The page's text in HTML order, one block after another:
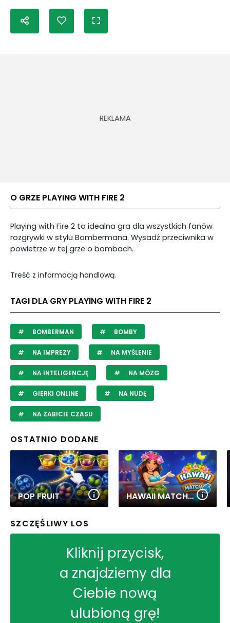
O GRZE PLAYING WITH FIRE 2
Playing with Fire 2 to idealna gra dla wszystkich fanów
rozgrywki w stylu Bombermana. Wysadź przeciwnika w
powietrze w tej grze o bombach.
Treść z informacją handlową.
TAGI DLA GRY PLAYING WITH FIRE 2
BOMBERMAN BOMBY
NA IMPREZY NA MYŚLENIE
NA INTELIGENCJĘ NA MÓZG
GIERKI ONLINE NA NUDĘ
NA ZABICIE CZASU
OSTATNIO DODANE
POP FRUIT HAWAII MATCH 6
SZCZĘŚLIWY LOS
Kliknij przycisk,
a znajdziemy dla
Ciebie nową
ulubioną grę!